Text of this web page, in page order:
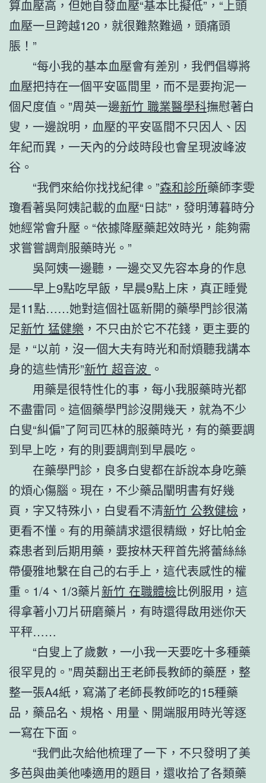
算血壓高，但她自發血壓“基本比擬低”，“上頭
血壓一旦跨越120，就很難熬難過，頭痛頭
脹！”
“每小我的基本血壓會有差別，我們倡導將
血壓把持在一個平安區間里，而不是要拘泥一
個尺度值。”周英一邊新竹 職業醫學科撫慰著白
叟，一邊說明，血壓的平安區間不只因人、因
年紀而異，一天內的分歧時段也會呈現波峰波
谷。
“我們來給你找找紀律。”森和診所藥師李雯
瓊看著吳阿姨記載的血壓“日誌”，發明薄暮時分
她經常會升壓。“依據降壓藥起效時光，能夠需
求嘗嘗調劑服藥時光。”
吳阿姨一邊聽，一邊交叉先容本身的作息
——早上9點吃早飯，早晨9點上床，真正睡覺
是11點……她對這個社區新開的藥學門診很滿
足新竹 猛健樂 ，不只由於它不花錢，更主要的
是，“以前，沒一個大夫有時光和耐煩聽我講本
身的這些情形”新竹 超音波 。
用藥是很特性化的事，每小我服藥時光都
不盡雷同。這個藥學門診沒開幾天，就為不少
白叟“糾偏”了阿司匹林的服藥時光，有的藥要調
到早上吃，有的則要調劑到早晨吃。
在藥學門診，良多白叟都在訴說本身吃藥
的煩心傷腦。現在，不少藥品闡明書有好幾
頁，字又特殊小，白叟看不清新竹 公教健檢 ，
更看不懂。有的用藥請求還很精緻，好比帕金
森患者到后期用藥，要按林天秤首先將蕾絲絲
帶優雅地繫在自己的右手上，這代表感性的權
重。1/4、1/3藥片新竹 在職體檢比例服用，這
得拿著小刀片研磨藥片，有時還得啟用迷你天
平秤……
“白叟上了歲數，一小我一天要吃十多種藥
很罕見的。”周英翻出王老師長教師的藥歷，整
整一張A4紙，寫滿了老師長教師吃的15種藥
品，藥品名、規格、用量、開端服用時光等逐
一寫在下面。
“我們此次給他梳理了一下，不只發明了美
多芭與曲美他嗪適用的題目，還收拾了各類藥